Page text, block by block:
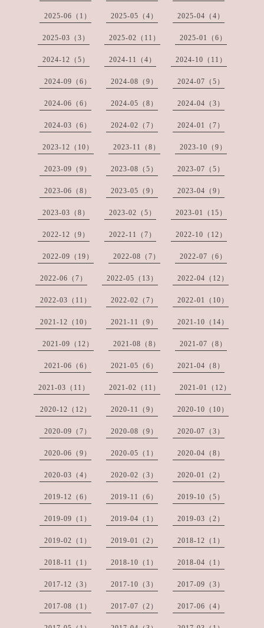
2025-06（1） 2025-05（4） 2025-04（4）
2025-03（3） 2025-02（11） 2025-01（6）
2024-12（5） 2024-11（4） 2024-10（11）
2024-09（6） 2024-08（9） 2024-07（5）
2024-06（6） 2024-05（8） 2024-04（3）
2024-03（6） 2024-02（7） 2024-01（7）
2023-12（10） 2023-11（8） 2023-10（9）
2023-09（9） 2023-08（5） 2023-07（5）
2023-06（8） 2023-05（9） 2023-04（9）
2023-03（8） 2023-02（5） 2023-01（15）
2022-12（9） 2022-11（7） 2022-10（12）
2022-09（19） 2022-08（7） 2022-07（6）
2022-06（7） 2022-05（13） 2022-04（12）
2022-03（11） 2022-02（7） 2022-01（10）
2021-12（10） 2021-11（9） 2021-10（14）
2021-09（12） 2021-08（8） 2021-07（8）
2021-06（6） 2021-05（6） 2021-04（8）
2021-03（11） 2021-02（11） 2021-01（12）
2020-12（12） 2020-11（9） 2020-10（10）
2020-09（7） 2020-08（9） 2020-07（3）
2020-06（9） 2020-05（1） 2020-04（8）
2020-03（4） 2020-02（3） 2020-01（2）
2019-12（6） 2019-11（6） 2019-10（5）
2019-09（1） 2019-04（1） 2019-03（2）
2019-02（1） 2019-01（2） 2018-12（1）
2018-11（1） 2018-10（1） 2018-04（1）
2017-12（3） 2017-10（3） 2017-09（3）
2017-08（1） 2017-07（2） 2017-06（4）